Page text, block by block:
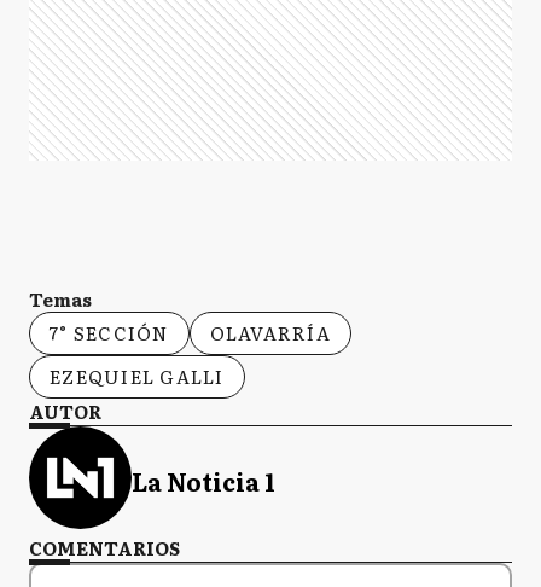
Temas
7° SECCIÓN
OLAVARRÍA
EZEQUIEL GALLI
AUTOR
La Noticia 1
COMENTARIOS